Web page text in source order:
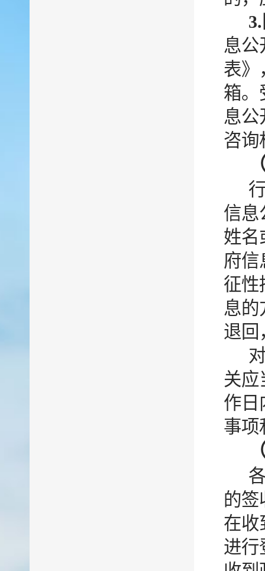
息公
表》
箱。
息公
咨询
信息
姓名
府信
征性
息的
退回
关应
作日
事项
的签
在收
进行